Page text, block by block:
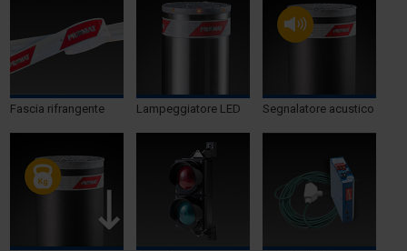
Fascia rifrangente Lampeggiatore LED Segnalatore acustico